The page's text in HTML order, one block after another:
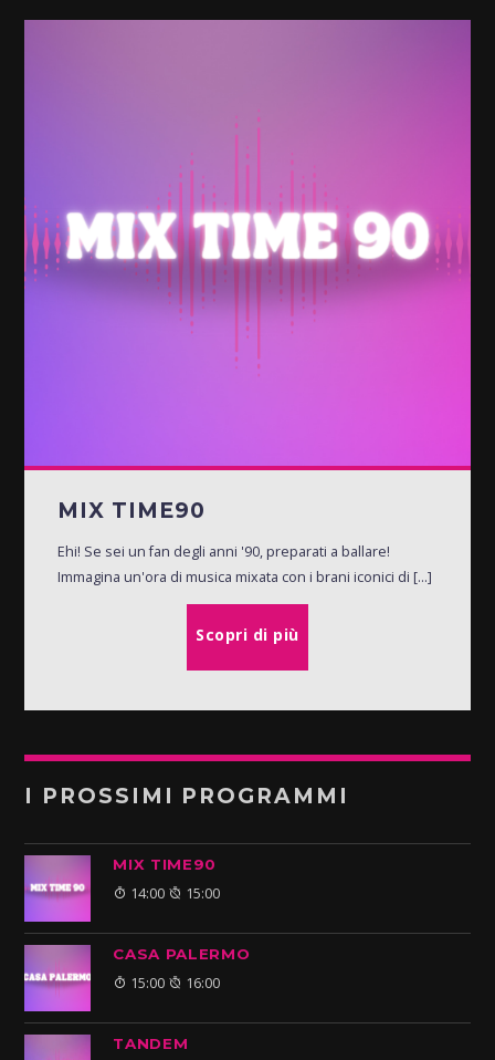
MIX TIME90
Ehi! Se sei un fan degli anni '90, preparati a ballare!
Immagina un'ora di musica mixata con i brani iconici di [...]
Scopri di più
I PROSSIMI PROGRAMMI
MIX TIME90
14:00 15:00
CASA PALERMO
15:00 16:00
TANDEM